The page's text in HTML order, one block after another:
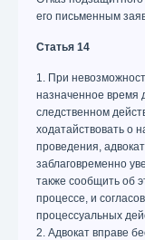
его письменным
Статья 14
1. При
назначенное время
следственном
ходатайствовать о
проведения,
заблаговременно
также сообщить об
процессе, и
процессуальных
2. Адвокат вправе